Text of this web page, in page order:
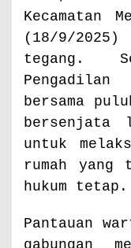
m
a
u
r
t
I
Kecamatan
(18/9/
tegang.
bersama
bersenjata
untuk
rumah yang
hukum tetap.
Pantauan
gabungan